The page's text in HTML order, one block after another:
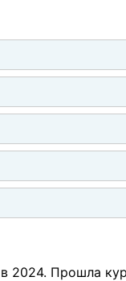
2024. Прошла